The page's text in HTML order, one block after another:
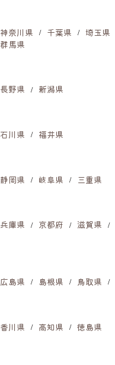
神奈川県 / 千葉県 / 埼玉県
群馬県
長野県 / 新潟県
石川県 / 福井県
静岡県 / 岐阜県 / 三重県
兵庫県 / 京都府 / 滋賀県 /
広島県 / 島根県 / 鳥取県 /
香川県 / 高知県 / 徳島県